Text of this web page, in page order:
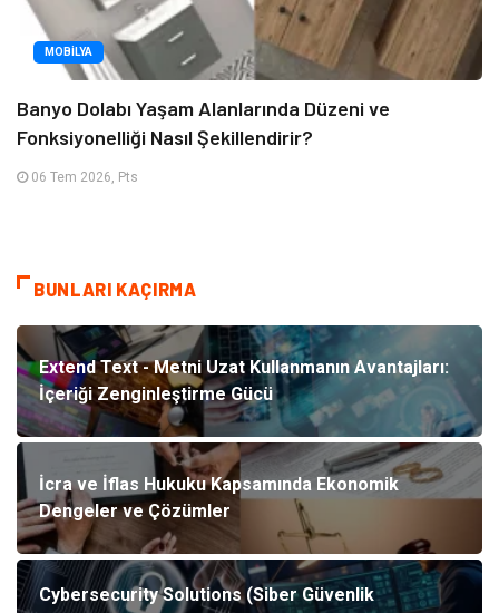
MOBILYA
Banyo Dolabı Yaşam Alanlarında Düzeni ve
Fonksiyonelliği Nasıl Şekillendirir?
06 Tem 2026, Pts
BUNLARI KAÇIRMA
Extend Text - Metni Uzat Kullanmanın Avantajları:
İçeriği Zenginleştirme Gücü
İcra ve İflas Hukuku Kapsamında Ekonomik
Dengeler ve Çözümler
Cybersecurity Solutions (Siber Güvenlik